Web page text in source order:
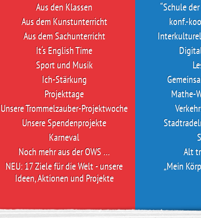
Aus den Klassen
Aus dem Kunstunterricht
Aus dem Sachunterricht
It‘s English Time
Sport und Musik
Ich-Stärkung
Projekttage
Unsere Trommelzauber-Projektwoche
Unsere Spendenprojekte
Karneval
Noch mehr aus der OWS …
NEU: 17 Ziele für die Welt - unsere
Ideen, Aktionen und Projekte
“Schule
konf.-
Mathe-
Alt
„Mein